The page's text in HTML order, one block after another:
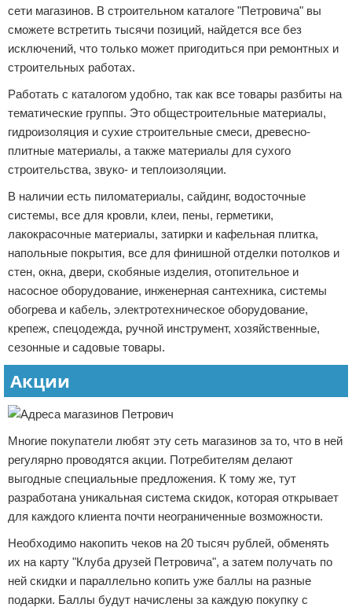
сети магазинов. В строительном каталоге "Петровича" вы
сможете встретить тысячи позиций, найдется все без
исключений, что только может пригодиться при ремонтных и
строительных работах.
Работать с каталогом удобно, так как все товары разбиты на
тематические группы. Это общестроительные материалы,
гидроизоляция и сухие строительные смеси, древесно-
плитные материалы, а также материалы для сухого
строительства, звуко- и теплоизоляции.
В наличии есть пиломатериалы, сайдинг, водосточные
системы, все для кровли, клеи, пены, герметики,
лакокрасочные материалы, затирки и кафельная плитка,
напольные покрытия, все для финишной отделки потолков и
стен, окна, двери, скобяные изделия, отопительное и
насосное оборудование, инженерная сантехника, системы
обогрева и кабель, электротехническое оборудование,
крепеж, спецодежда, ручной инструмент, хозяйственные,
сезонные и садовые товары.
Акции
Многие покупатели любят эту сеть магазинов за то, что в ней
регулярно проводятся акции. Потребителям делают
выгодные специальные предложения. К тому же, тут
разработана уникальная система скидок, которая открывает
для каждого клиента почти неограниченные возможности.
Необходимо накопить чеков на 20 тысяч рублей, обменять
их на карту "Клуба друзей Петровича", а затем получать по
ней скидки и параллельно копить уже баллы на разные
подарки. Баллы будут начислены за каждую покупку с